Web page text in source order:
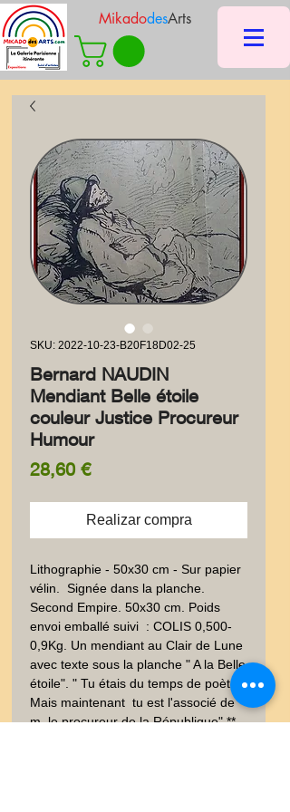
MikadodesArts
SKU: 2022-10-23-B20F18D02-25
Bernard NAUDIN
Mendiant Belle étoile
couleur Justice Procureur
Humour
28,60 €Precio
Realizar compra
Lithographie - 50x30 cm - Sur papier
vélin.  Signée dans la planche.
Second Empire. 50x30 cm. Poids
envoi emballé suivi  : COLIS 0,500-
0,9Kg. Un mendiant au Clair de Lune
avec texte sous la planche " A la Belle
étoile". " Tu étais du temps de poète..
Mais maintenant  tu est l'associé de
m. le procureur de la République" ** -